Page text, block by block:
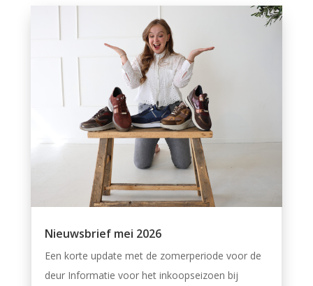
Nieuwsbrief mei 2026
Een korte update met de zomerperiode voor de
deur Informatie voor het inkoopseizoen bij